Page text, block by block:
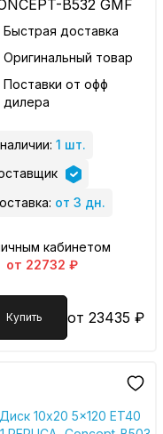
B532 GMF
Быстрая доставка
Оригинальный товар
Поставки от офф
дилера
1 шт.
от 3 дн.
кабинетом
от 22732 ₽
Купить от 23435 ₽